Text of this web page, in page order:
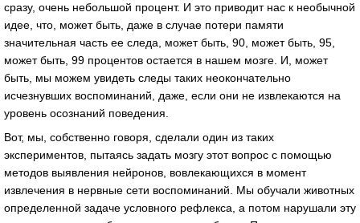
сразу, очень небольшой процент. И это приводит нас к необычной
идее, что, может быть, даже в случае потери памяти
значительная часть ее следа, может быть, 90, может быть, 95,
может быть, 99 процентов остается в нашем мозге. И, может
быть, мы можем увидеть следы таких неокончательно
исчезнувших воспоминаний, даже, если они не извлекаются на
уровень осознаний поведения.
Вот, мы, собственно говоря, сделали один из таких
экспериментов, пытаясь задать мозгу этот вопрос с помощью
методов выявления нейронов, вовлекающихся в момент
извлечения в нервные сети воспоминаний. Мы обучали животных
определенной задаче условного рефлекса, а потом нарушали эту